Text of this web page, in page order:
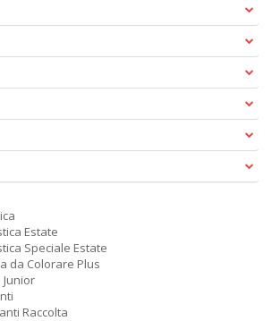
Estate
Speciale Estate
da Colorare Plus
Raccolta